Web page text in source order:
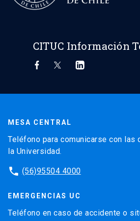
CITUC Información
MESA CENTRAL
Teléfono para comunicarse con las
la Universidad.
phone (56)95504 4000
EMERGENCIAS UC
Teléfono en caso de accidente o